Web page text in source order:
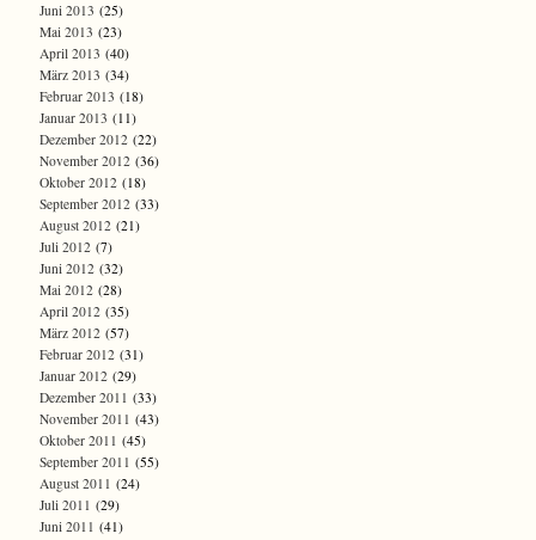
Juni 2013 (25)
Mai 2013 (23)
April 2013 (40)
März 2013 (34)
Februar 2013 (18)
Januar 2013 (11)
Dezember 2012 (22)
November 2012 (36)
Oktober 2012 (18)
September 2012 (33)
August 2012 (21)
Juli 2012 (7)
Juni 2012 (32)
Mai 2012 (28)
April 2012 (35)
März 2012 (57)
Februar 2012 (31)
Januar 2012 (29)
Dezember 2011 (33)
November 2011 (43)
Oktober 2011 (45)
September 2011 (55)
August 2011 (24)
Juli 2011 (29)
Juni 2011 (41)